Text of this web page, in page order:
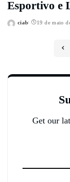
Esportivo e
Posted
ciab 19 de maio
Get our